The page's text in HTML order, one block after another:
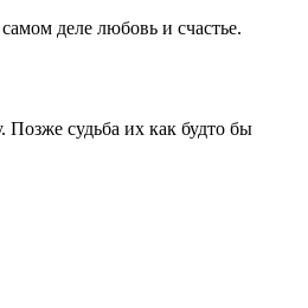
деле любовь и счастье.
судьба их как будто бы